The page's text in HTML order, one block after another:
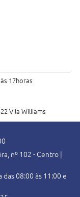
17horas
Vila Williams
nº 102 - Centro |
08:00 às 11:00 e